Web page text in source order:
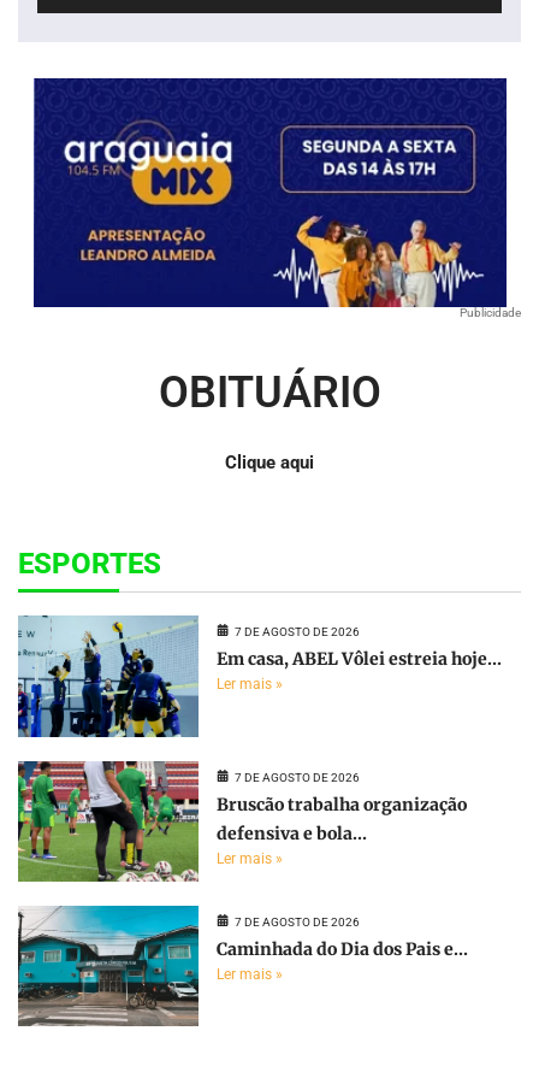
Publicidade
OBITUÁRIO
Clique aqui
ESPORTES
7 DE AGOSTO DE 2026
Em casa, ABEL Vôlei estreia hoje...
Ler mais »
7 DE AGOSTO DE 2026
Bruscão trabalha organização
defensiva e bola...
Ler mais »
7 DE AGOSTO DE 2026
Caminhada do Dia dos Pais e...
Ler mais »